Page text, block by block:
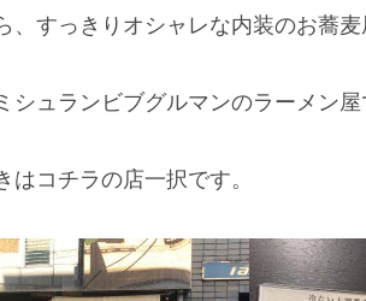
、すっきりオシャレな内装のお蕎麦
シュランビブグルマンのラーメン
はコチラの店一択です。